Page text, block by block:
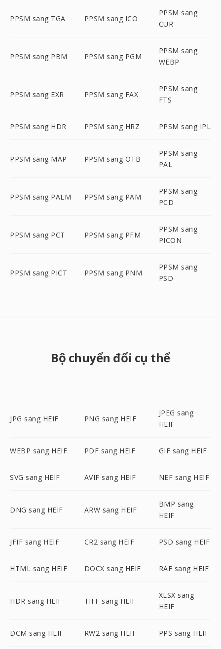
PPSM sang TGA PPSM sang ICO
PPSM sang
CUR
PPSM sang PBM PPSM sang PGM
PPSM sang
WEBP
PPSM sang EXR PPSM sang FAX
PPSM sang
FTS
PPSM sang HDR PPSM sang HRZ PPSM sang IPL
PPSM sang MAP PPSM sang OTB
PPSM sang
PAL
PPSM sang PALM PPSM sang PAM
PPSM sang
PCD
PPSM sang PCT PPSM sang PFM
PPSM sang
PICON
PPSM sang PICT PPSM sang PNM
PPSM sang
PSD
Bộ chuyển đổi cụ thể
JPG sang HEIF PNG sang HEIF
JPEG sang
HEIF
WEBP sang HEIF PDF sang HEIF GIF sang HEIF
SVG sang HEIF AVIF sang HEIF NEF sang HEIF
DNG sang HEIF ARW sang HEIF
BMP sang
HEIF
JFIF sang HEIF CR2 sang HEIF PSD sang HEIF
HTML sang HEIF DOCX sang HEIF RAF sang HEIF
HDR sang HEIF TIFF sang HEIF
XLSX sang
HEIF
DCM sang HEIF RW2 sang HEIF PPS sang HEIF